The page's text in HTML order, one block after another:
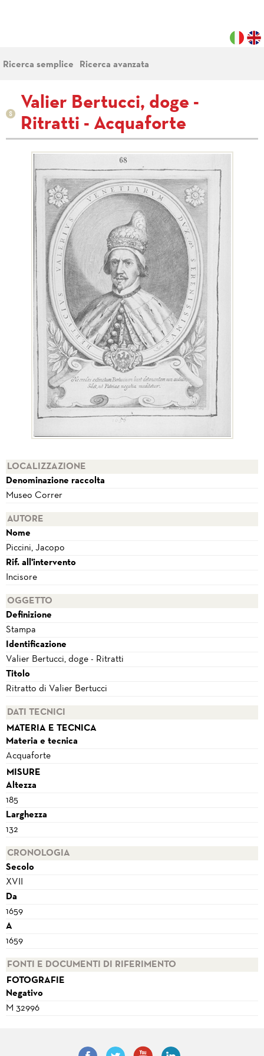
Ricerca semplice Ricerca avanzata
Valier Bertucci, doge -
Ritratti - Acquaforte
LOCALIZZAZIONE
Denominazione raccolta
Museo Correr
AUTORE
Nome
Piccini, Jacopo
Rif. all'intervento
Incisore
OGGETTO
Definizione
Stampa
Identificazione
Valier Bertucci, doge - Ritratti
Titolo
Ritratto di Valier Bertucci
DATI TECNICI
MATERIA E TECNICA
Materia e tecnica
Acquaforte
MISURE
Altezza
185
Larghezza
132
CRONOLOGIA
Secolo
XVII
Da
1659
A
1659
FONTI E DOCUMENTI DI RIFERIMENTO
FOTOGRAFIE
Negativo
M 32996